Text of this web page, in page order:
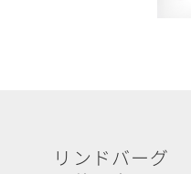
リンドバーグ